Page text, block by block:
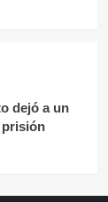
dejó a un
prisión